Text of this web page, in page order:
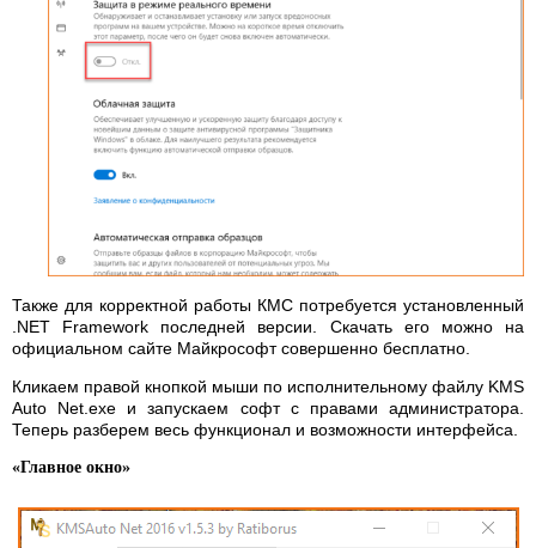
Также для корректной работы КМС потребуется установленный
.NET Framework последней версии. Скачать его можно на
официальном сайте Майкрософт совершенно бесплатно.
Кликаем правой кнопкой мыши по исполнительному файлу KMS
Auto Net.exe и запускаем софт с правами администратора.
Теперь разберем весь функционал и возможности интерфейса.
«Главное окно»